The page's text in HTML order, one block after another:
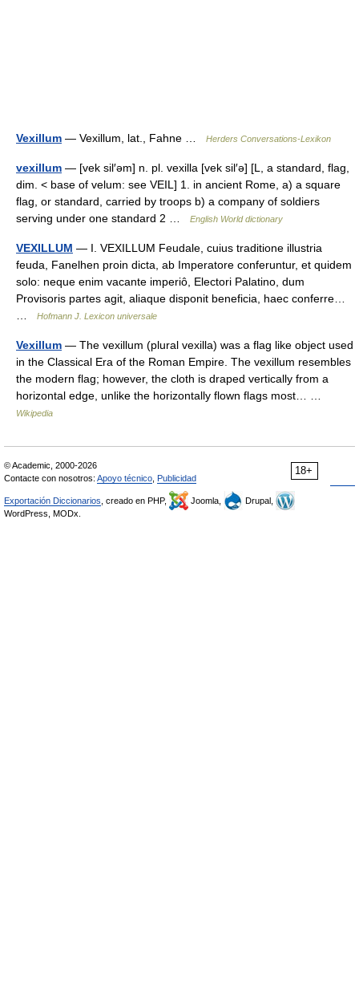
Vexillum — Vexillum, lat., Fahne … Herders Conversations-Lexikon
vexillum — [vek sil′əm] n. pl. vexilla [vek sil′ə] [L, a standard, flag,
dim. < base of velum: see VEIL] 1. in ancient Rome, a) a square
flag, or standard, carried by troops b) a company of soldiers
serving under one standard 2 …
English World dictionary
VEXILLUM — I. VEXILLUM Feudale, cuius traditione illustria
feuda, Fanelhen proin dicta, ab Imperatore conferuntur, et quidem
solo: neque enim vacante imperiô, Electori Palatino, dum
Provisoris partes agit, aliaque disponit beneficia, haec conferre…
Hofmann J. Lexicon universale
Vexillum — The vexillum (plural vexilla) was a flag like object used
in the Classical Era of the Roman Empire. The vexillum resembles
the modern flag; however, the cloth is draped vertically from a
horizontal edge, unlike the horizontally flown flags most… …
Wikipedia
18+
© Academic, 2000-2026
Contacte con nosotros: Apoyo técnico Publicidad
Exportación Diccionarios , creado en PHP, Joomla,
Drupal,
WordPress, MODx.